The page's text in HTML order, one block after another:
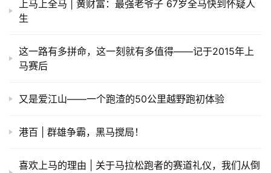
选
动
集
上马上全马 | 黄财富：最强老爷子 67岁全马快到怀疑人
生
这一路有多拼命，这一刻就有多值得——记于2015年上
马赛后
又是爱江山——一个跑渣的50公里越野跑初体验
港百 | 群雄争霸，黑马搅局！
喜欢上马的理由 | 关于马拉松跑者的赛道礼仪，我们从倒